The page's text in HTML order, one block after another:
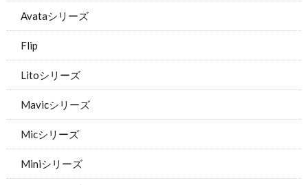
Avataシリーズ
Flip
Litoシリーズ
Mavicシリーズ
Micシリーズ
Miniシリーズ